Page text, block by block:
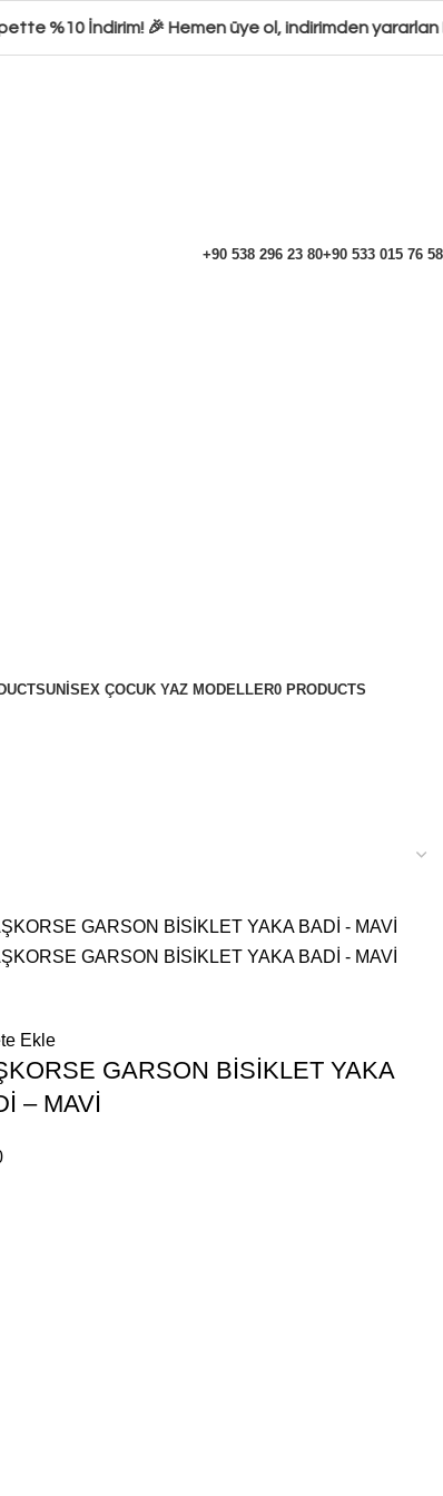
%10 İndirim! 🎉 Hemen üye ol, indirimden yararlan
+90 538 296 23 80+90 533 015 76 58
UNISEX ÇOCUK YAZ MODELLER0 PRODUCTS
Ekle
GARSON BİSİKLET YAKA
– MAVİ